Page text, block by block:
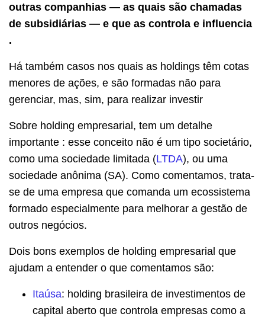
outras companhias — as quais são chamadas
de subsidiárias — e que as controla e influencia
.
Há também casos nos quais as holdings têm cotas
menores de ações, e são formadas não para
gerenciar, mas, sim, para realizar investir
Sobre holding empresarial, tem um detalhe
importante : esse conceito não é um tipo societário,
como uma sociedade limitada (LTDA), ou uma
sociedade anônima (SA). Como comentamos, trata-
se de uma empresa que comanda um ecossistema
formado especialmente para melhorar a gestão de
outros negócios.
Dois bons exemplos de holding empresarial que
ajudam a entender o que comentamos são:
Itaúsa: holding brasileira de investimentos de
capital aberto que controla empresas como a